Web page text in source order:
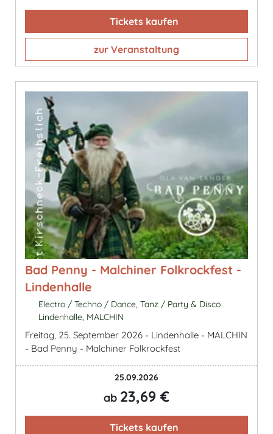
Tickets kaufen
zur Veranstaltung
Bad Penny - Malchiner Folkrockfest -
Lindenhalle
Electro / Techno / Dance, Tanz / Party & Disco
Lindenhalle, MALCHIN
Freitag, 25. September 2026 - Lindenhalle - MALCHIN
- Bad Penny - Malchiner Folkrockfest
25.09.2026
ab 23,69 €
Tickets kaufen